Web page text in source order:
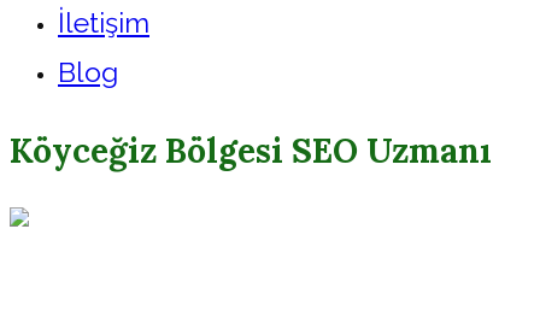
İletişim
Blog
Köyceğiz Bölgesi SEO Uzmanı